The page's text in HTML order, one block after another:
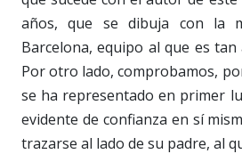
años, que se dibuja con la
Barcelona, equipo al que es
Por otro lado, comprobamos,
se ha representado en primer
evidente de confianza en sí
trazarse al lado de su padre, al